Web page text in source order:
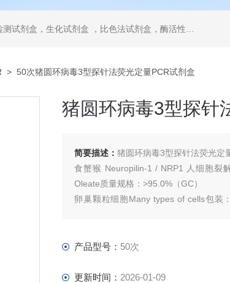
剂盒，细胞株，原代细胞，细胞培养基，标准溶液产品。代理并销售进口SIGMA试剂、abcam抗体、R&D抗体、CST抗体、ATCC细胞、BD公司、GE公司公司产品。
> 50次猪圆环病毒3型探针法荧光定量PCR试剂盒
猪圆环病毒3型探针
简要描述： 猪圆环病毒3型探针法荧光定
食蟹猴 Neuropilin-1 / NRP1 人细胞裂
Oleate质量规格：>95.0%（GC）
卵巢颗粒细胞Many types of cells包装
产品型号： 50次
更新时间： 2026-01-09